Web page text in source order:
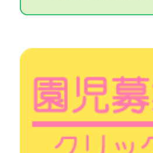
ョ
ン